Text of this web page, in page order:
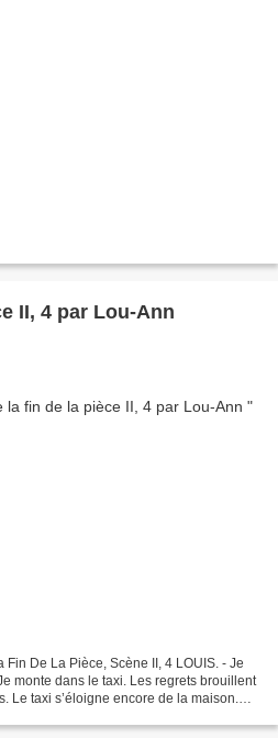
II, 4 par Lou-Ann
Fin De La Pièce, Scène II, 4 LOUIS. - Je
monte dans le taxi. Les regrets brouillent
Le taxi s’éloigne encore de la maison.